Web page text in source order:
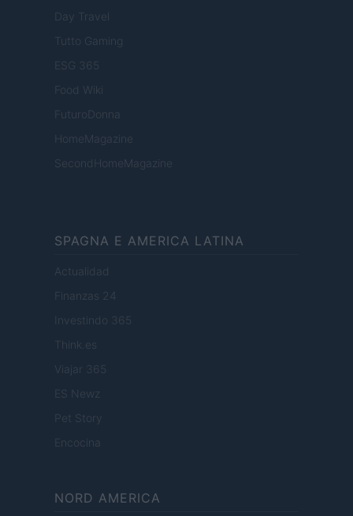
Day Travel
Tutto Gaming
ESG 365
Food Wiki
FuturoDonna
HomeMagazine
SecondHomeMagazine
SPAGNA E AMERICA LATINA
Actualidad
Finanzas 24
Investindo 365
Think.es
Viajar 365
ES Newz
Pet Story
Encocina
NORD AMERICA